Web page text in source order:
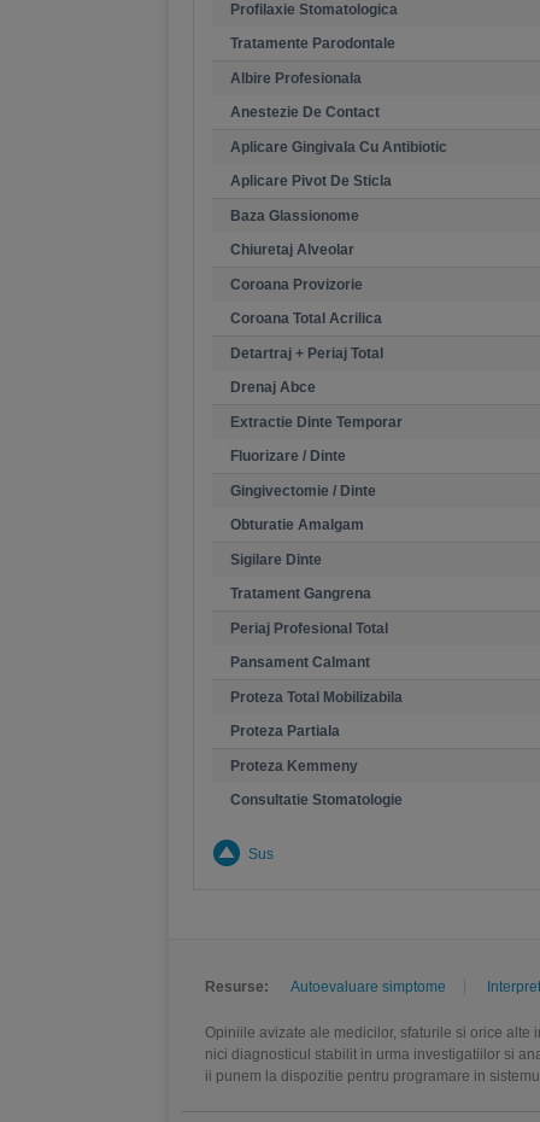
Profilaxie Stomatologica
Tratamente Parodontale
Albire Profesionala
Anestezie De Contact
Aplicare Gingivala Cu Antibiotic
Aplicare Pivot De Sticla
Baza Glassionome
Chiuretaj Alveolar
Coroana Provizorie
Coroana Total Acrilica
Detartraj + Periaj Total
Drenaj Abce
Extractie Dinte Temporar
Fluorizare / Dinte
Gingivectomie / Dinte
Obturatie Amalgam
Sigilare Dinte
Tratament Gangrena
Periaj Profesional Total
Pansament Calmant
Proteza Total Mobilizabila
Proteza Partiala
Proteza Kemmeny
Consultatie Stomatologie
Sus
Resurse: Autoevaluare simptome
Opiniile avizate ale medicilor, sfaturile si orice
nici diagnosticul stabilit in urma investigatiilor si
ii punem la dispozitie pentru programare in